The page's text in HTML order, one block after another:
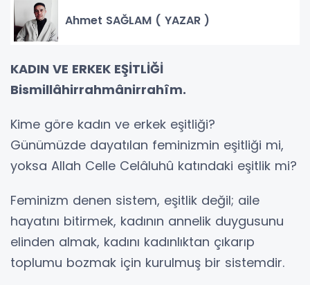
Ahmet SAĞLAM ( YAZAR )
KADIN VE ERKEK EŞİTLİĞİ
Bismillâhirrahmânirrahîm.
Kime göre kadın ve erkek eşitliği?
Günümüzde dayatılan feminizmin eşitliği mi,
yoksa Allah Celle Celâluhû katındaki eşitlik mi?
Feminizm denen sistem, eşitlik değil; aile
hayatını bitirmek, kadının annelik duygusunu
elinden almak, kadını kadınlıktan çıkarıp
toplumu bozmak için kurulmuş bir sistemdir.